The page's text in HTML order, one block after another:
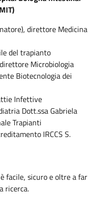
direttore Medicina
del trapianto
Microbiologia
Biotecnologia dei
Infettive
Dott.ssa Gabriela
Trapianti
IRCCS S.
facile, sicuro e oltre a far
ricerca.